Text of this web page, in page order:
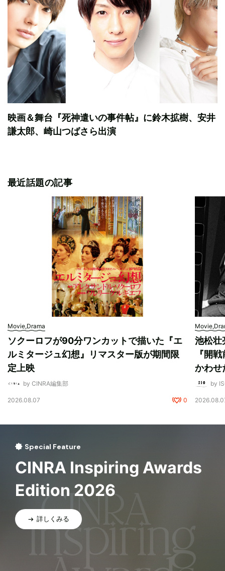
映画＆舞台『死神遣いの事件帖』に鈴木拡樹、安井
謙太郎、崎山つばさら出演
最近話題の記事
Movie,Drama
ソクーロフが90分ワンカットで描いた『エ
ルミタージュ幻想』リマスター版が期間限
定上映
by CINRA編集部
2026.08.07 0
池松壮
『開
かわせ
by
Special Feature
CINRA Inspiring Awards
Edition 2026
詳しくみる